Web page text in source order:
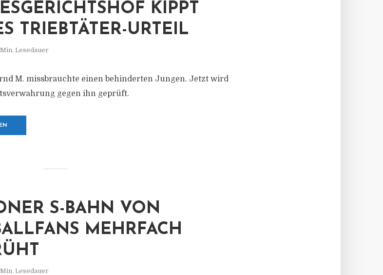
KIPPT
TRIEBTÄTER-URTEIL
Min. Lesedauer
M. missbrauchte einen behinderten Jungen. Jetzt wird
gegen ihn geprüft.
S-BAHN VON
MEHRFACH B
Min. Lesedauer